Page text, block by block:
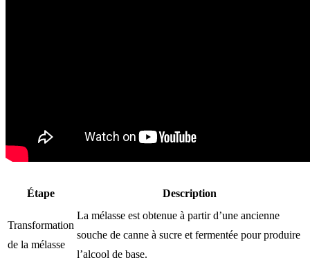
Étape Description
Transformation
de la mélasse
La mélasse est obtenue à partir d’une ancienne
souche de canne à sucre et fermentée pour produire
l’alcool de base.